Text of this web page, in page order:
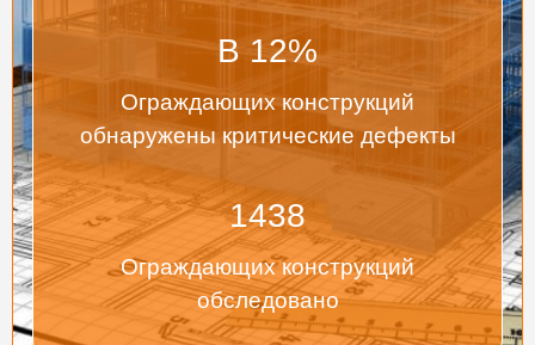
В12%
Ограждающих конструкций
обнаружены критические дефекты
1438
Ограждающих конструкций
обследовано